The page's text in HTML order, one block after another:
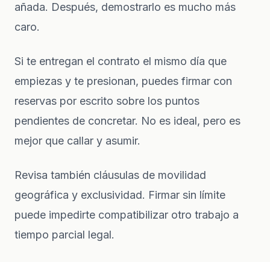
añada. Después, demostrarlo es mucho más
caro.
Si te entregan el contrato el mismo día que
empiezas y te presionan, puedes firmar con
reservas por escrito sobre los puntos
pendientes de concretar. No es ideal, pero es
mejor que callar y asumir.
Revisa también cláusulas de movilidad
geográfica y exclusividad. Firmar sin límite
puede impedirte compatibilizar otro trabajo a
tiempo parcial legal.